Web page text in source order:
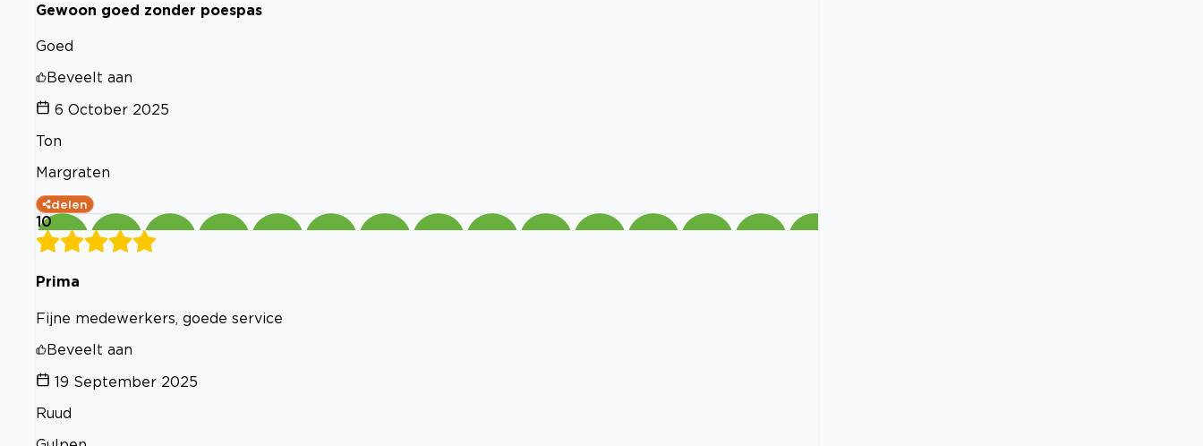
Gewoon goed zonder poespas
Goed
Beveelt aan
6 October 2025
Ton
Margraten
delen
10
Prima
Fijne medewerkers, goede service
Beveelt aan
19 September 2025
Ruud